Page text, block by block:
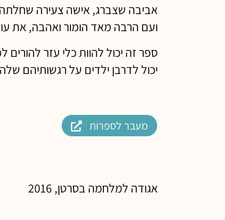
אביבה שצברג, אישה צעירה
ועם הרבה מאד הומור ואהבה, את
ספר זה יכול להוות כלי עזר
יכול לדרבן ילדים על רגשותיהם
מעבר לספרות
אגודה למלחמה בסרטן, 2016